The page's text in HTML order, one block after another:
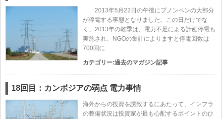
2013年5月22日の午後にプノンペンの大部分
が停電する事態となりました。この日だけでな
く、2013年の乾季は、電力不足による計画停電も
実施され、NGOの集計によりますと停電回数は
700回に
カテゴリー:過去のマガジン記事
18回目：カンボジアの弱点 電力事情
海外からの投資を誘致するにあたって、インフラ
の整備状況は投資家が最も心配するポイントのひ